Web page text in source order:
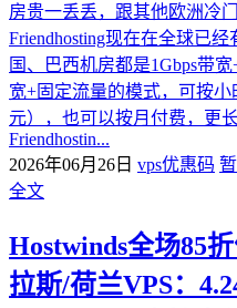
房贵一丢丢，跟其他欧洲冷
Friendhosting现在在全球已
国、巴西机房都是1Gbps带
宽+固定流量的模式，可按
元），也可以按月付费，更
Friendhostin...
2026年06月26日 vps优惠码
全文
Hostwinds全场85
拉斯/荷兰VPS：